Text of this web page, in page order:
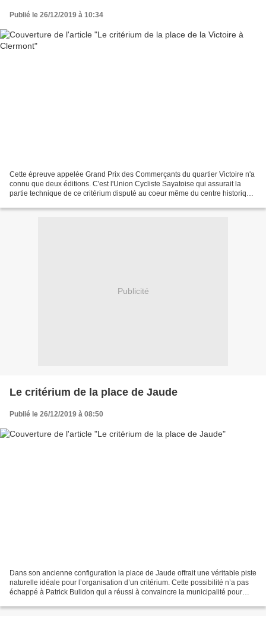
Publié le 26/12/2019 à 10:34
Cette épreuve appelée Grand Prix des Commerçants du quartier Victoire n'a
connu que deux éditions. C'est l'Union Cycliste Sayatoise qui assurait la
partie technique de ce critérium disputé au coeur même du centre historique
Publicité
Le critérium de la place de Jaude
Publié le 26/12/2019 à 08:50
Dans son ancienne configuration la place de Jaude offrait une véritable piste
naturelle idéale pour l’organisation d’un critérium. Cette possibilité n’a pas
échappé à Patrick Bulidon qui a réussi à convaincre la municipalité pour